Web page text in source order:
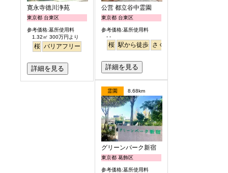
寛永寺德川浄苑
東京都 台東区
参考価格:墓所使用料
1.32㎡ 300万円より
桜 バリアフリー
詳細を見る
公営 都立谷中霊園
東京都 台東区
参考価格:墓所使用料
- -
桜 駅から徒歩 さくら
詳細を見る
霊園 8.68km
グリーンパーク新宿
東京都 葛飾区
参考価格:墓所使用料